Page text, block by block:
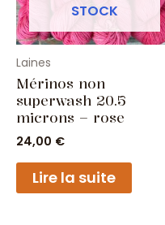
STOCK
Laines
Mérinos non
superwash 20.5
microns – rose
24,00 €
Lire la suite